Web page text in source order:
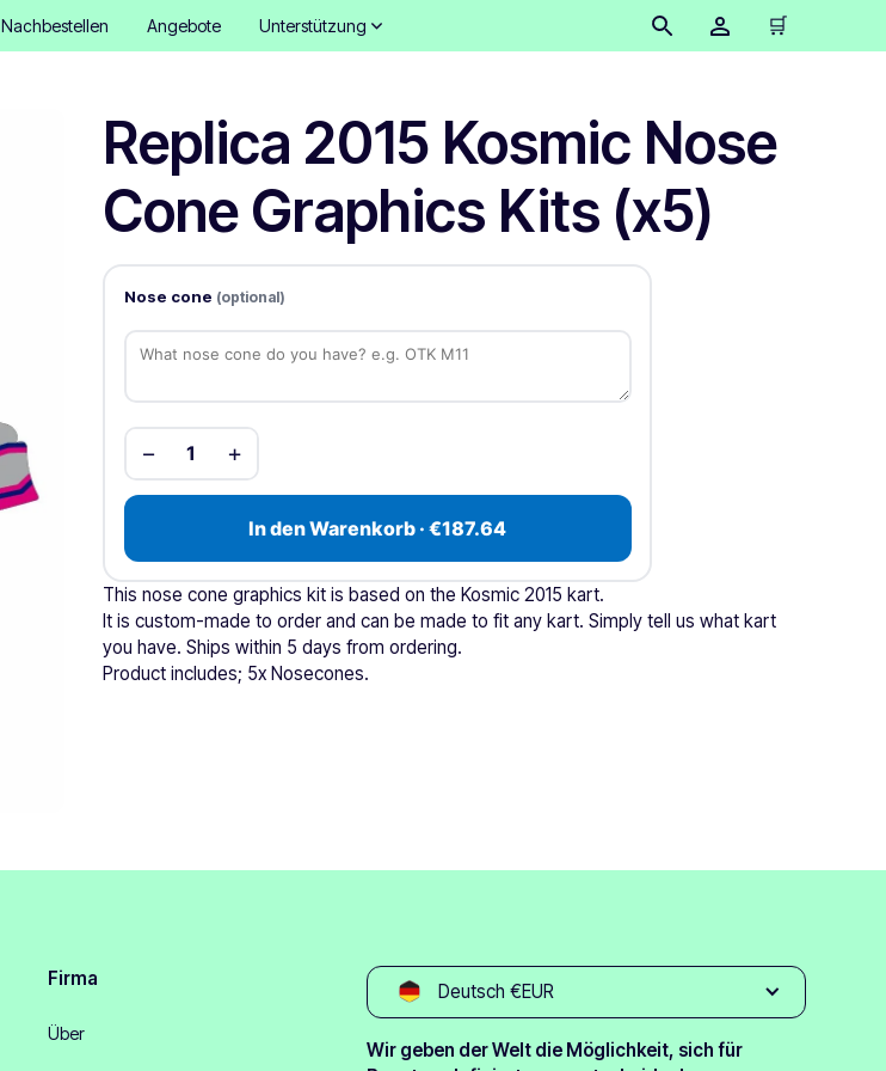
Nachbestellen Angebote Unterstützung 🛒
Replica 2015 Kosmic Nose
Cone Graphics Kits (x5)
Nose cone (optional)
− 1 +
In den Warenkorb · €187.64
This nose cone graphics kit is based on the Kosmic 2015 kart.
It is custom-made to order and can be made to fit any kart. Simply tell us what kart
you have. Ships within 5 days from ordering.
Product includes; 5x Nosecones.
Firma
Über
Deutsch €EUR
Wir geben der Welt die Möglichkeit, sich für